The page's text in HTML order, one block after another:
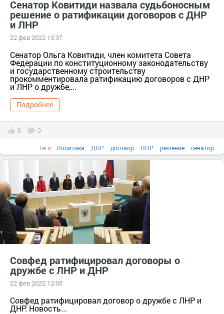
Сенатор Ковитиди назвала судьбоносным
решение о ратификации договоров с ДНР
и ЛНР
22 фев 2022 13:37
Сенатор Ольга Ковитиди, член комитета Совета
Федерации по конституционному законодательству
и государственному строительству
прокомментировала ратификацию договоров с ДНР
и ЛНР о дружбе,...
Подробнее
0 0
Теги: Политика ДНР договор ЛНР решение сенатор
Совфед ратифицировал договоры о
дружбе с ЛНР и ДНР
22 фев 2022 12:05
Совфед ратифицировал договор о дружбе с ЛНР и
ДНР. Новость...